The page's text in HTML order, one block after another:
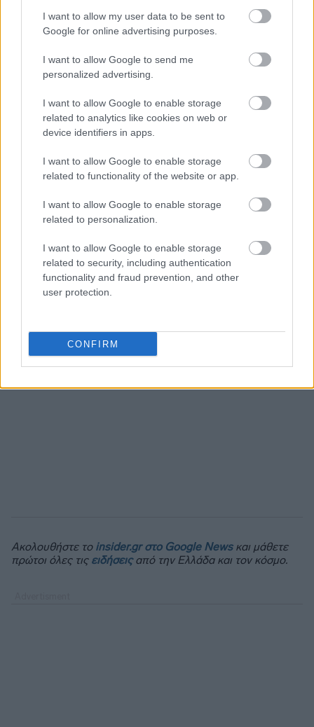
I want to allow my user data to be sent to
Google for online advertising purposes.
I want to allow Google to send me
personalized advertising.
I want to allow Google to enable storage
related to analytics like cookies on web or
device identifiers in apps.
I want to allow Google to enable storage
related to functionality of the website or app.
I want to allow Google to enable storage
related to personalization.
I want to allow Google to enable storage
related to security, including authentication
functionality and fraud prevention, and other
user protection.
CONFIRM
εξαπέλυσε η Ουκρανία το 2023 απέτυχε και
έκτοτε η Μόσχα καταγράφει σταδιακά κέρδη.
Πηγή: ΑΠΕ-ΜΠΕ
Ακολουθήστε το insider.gr στο Google Newsκαι μάθετε
πρώτοι όλες τις ειδήσειςαπό την Ελλάδα και τον κόσμο.